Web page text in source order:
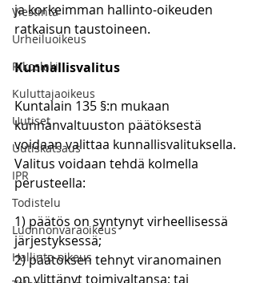
Viestintä
Urheiluoikeus
Rikoslaki
Kuluttajaoikeus
Uutiset
Uutiskatsaus
IPR
Todistelu
Luonnonvaraoikeus
Hallinto-oikeus
ja korkeimman hallinto-oikeuden
ratkaisun taustoineen.
Kunnallisvalitus
Kuntalain 135 §:n mukaan
kunnanvaltuuston päätöksestä
voidaan valittaa kunnallisvalituksella.
Valitus voidaan tehdä kolmella
perusteella:
1) päätös on syntynyt virheellisessä
järjestyksessä;
2) päätöksen tehnyt viranomainen
on ylittänyt toimivaltansa; tai